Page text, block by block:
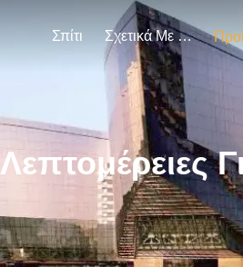
Σπίτι Σχετικά Με Εμάς
Λεπτομέρειες